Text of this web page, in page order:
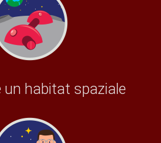
un habitat spaziale